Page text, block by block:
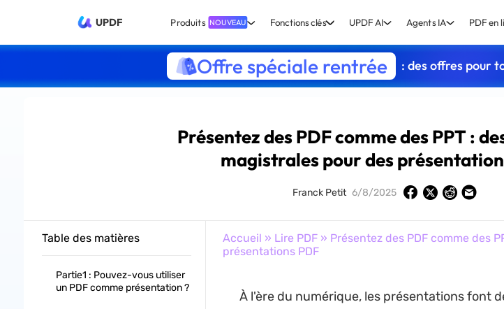
UPDF Produits NOUVEAU Fonctions clés UPDF AI Agents IA PDF en
Offre spéciale rentrée : des offres pour
Présentez des PDF comme des PPT :
magistrales pour des
Franck Petit 6/8/2025
Table des matières
Partie1 : Pouvez-vous utiliser
un PDF comme présentation ?
Accueil » Lire PDF» Présentez des PDF comme des
présentations PDF
À l'ère du numérique, les présentations font